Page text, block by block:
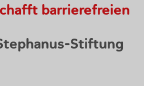
barrierefreien
Stiftung